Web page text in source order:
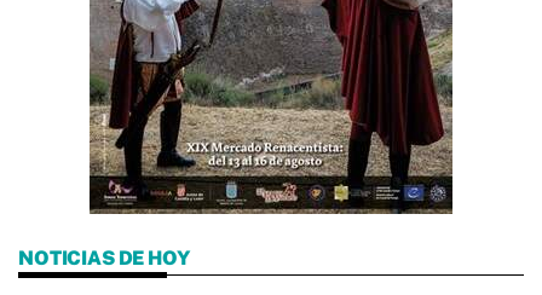
NOTICIAS DE HOY